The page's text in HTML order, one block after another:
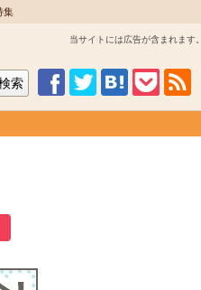
集
当サイトには広告が含まれます。